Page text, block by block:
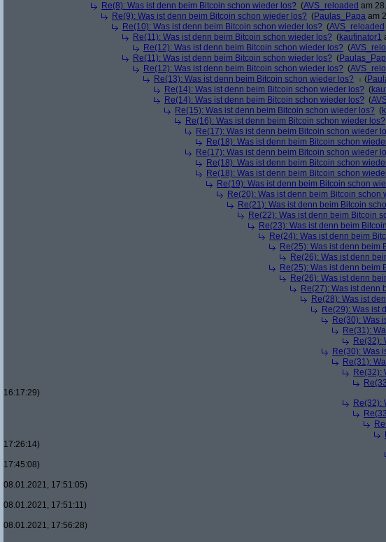
Re(8): Was ist denn beim Bitcoin schon wieder los? (AVS_reloaded am
Re(9): Was ist denn beim Bitcoin schon wieder los? (Paulas_Papa am
Re(10): Was ist denn beim Bitcoin schon wieder los? (AVS_reloaded
Re(11): Was ist denn beim Bitcoin schon wieder los? (kaufinator1
Re(12): Was ist denn beim Bitcoin schon wieder los? (
Re(11): Was ist denn beim Bitcoin schon wieder los? (
Re(12): Was ist denn beim Bitcoin schon wieder los? (
Re(13): Was ist denn beim Bitcoin schon wieder los?
(
Re(14): Was ist denn beim Bitcoin schon wieder los? (
Re(14): Was ist denn beim Bitcoin schon wieder los? (
Re(15): Was ist denn beim Bitcoin schon wieder los? (
Re(16): Was ist denn beim Bitcoin schon wieder los?
Re(17): Was ist denn beim Bitcoin schon wieder
Re(18): Was ist denn beim Bitcoin schon
Re(17): Was ist denn beim Bitcoin schon wieder
Re(18): Was ist denn beim Bitcoin schon
Re(18): Was ist denn beim Bitcoin schon
Re(19): Was ist denn beim Bitcoin schon
Re(20): Was ist denn beim Bitcoin schon
Re(21): Was ist denn beim Bitcoin
Re(22): Was ist denn beim Bitcoin
Re(23): Was ist denn beim
Re(24): Was ist denn beim
Re(25): Was ist denn beim
Re(26): Was ist denn
Re(25): Was ist denn beim
Re(26): Was ist denn
Re(27): Was ist denn
Re(28): Was ist
Re(29): Was ist
Re(30): Was
Re(31):
Re(32):
Re(30): Was
Re(31):
Re(32):
16:17:29)
Re(32):
17:26:14)
17:45:08)
08.01.2021, 17:51:05)
08.01.2021, 17:51:11)
08.01.2021, 17:56:28)